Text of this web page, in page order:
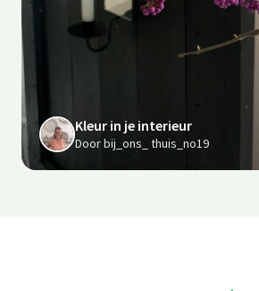
Kleur in je interieur
Door bij_ons_ thuis_no19